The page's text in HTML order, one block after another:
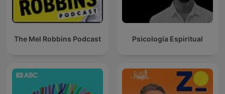
The Mel Robbins Podcast Psicología Espiritual